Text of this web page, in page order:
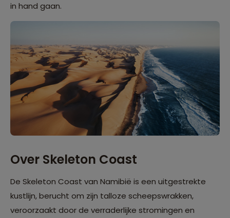
in hand gaan.
Over Skeleton Coast
De Skeleton Coast van Namibië is een uitgestrekte
kustlijn, berucht om zijn talloze scheepswrakken,
veroorzaakt door de verraderlijke stromingen en